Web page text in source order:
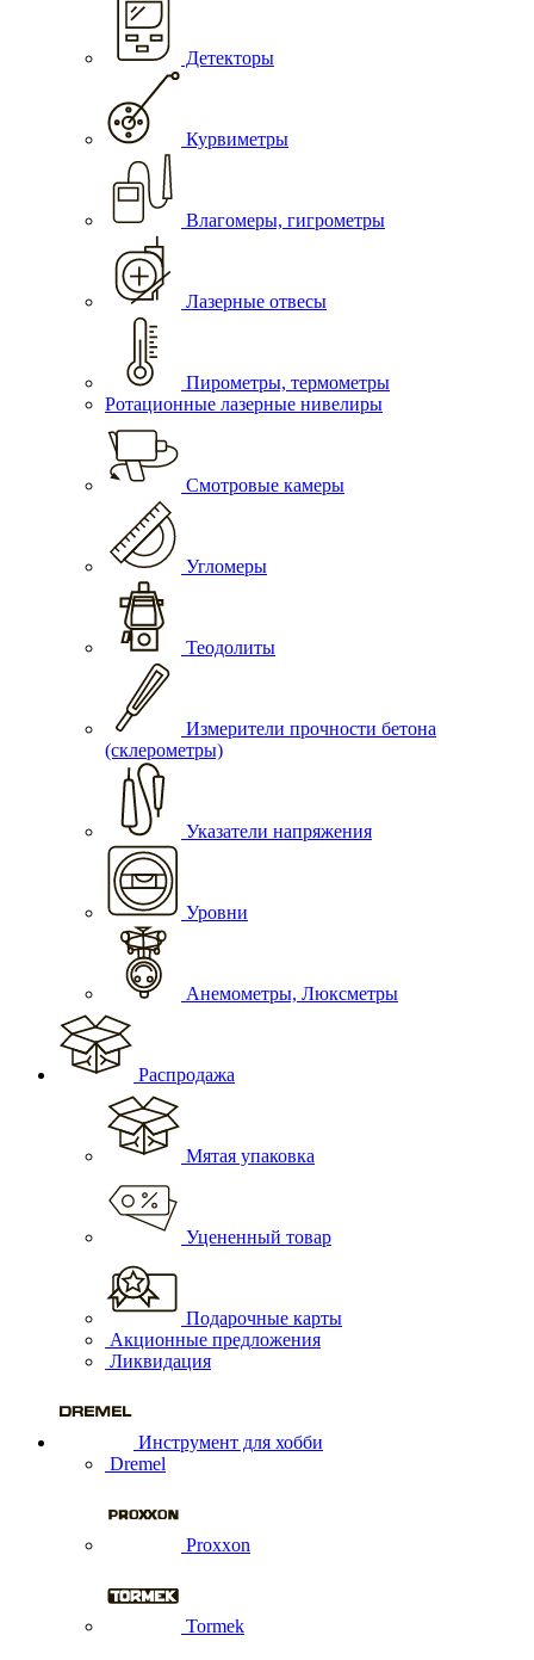
Детекторы
Курвиметры
Влагомеры, гигрометры
Лазерные отвесы
Пирометры, термометры
Ротационные лазерные нивелиры
Смотровые камеры
Угломеры
Теодолиты
Измерители прочности бетона
(склерометры)
Указатели напряжения
Уровни
Анемометры, Люксметры
Распродажа
Мятая упаковка
Уцененный товар
Подарочные карты
Акционные предложения
Ликвидация
Инструмент для хобби
Dremel
Proxxon
Tormek